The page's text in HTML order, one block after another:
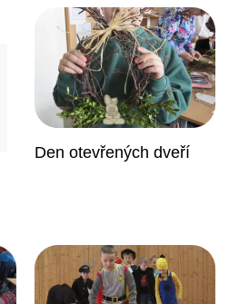
Den otevřených dveří